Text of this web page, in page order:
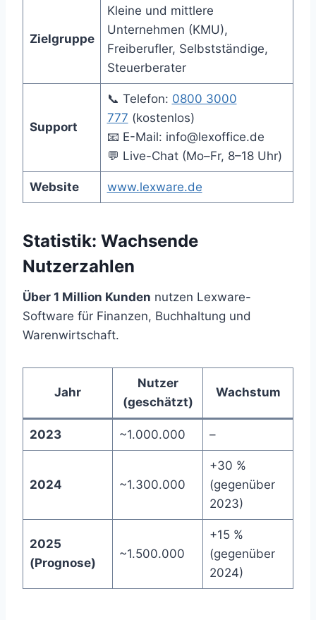
Zielgruppe
Kleine und mittlere
Unternehmen (KMU),
Freiberufler, Selbstständige,
Steuerberater
Support
📞 Telefon: 0800 3000
777 (kostenlos)
📧 E-Mail: info@lexoffice.de
💬 Live-Chat (Mo–Fr, 8–18 Uhr)
Website www.lexware.de
Statistik: Wachsende
Nutzerzahlen
Über 1 Million Kunden nutzen Lexware-
Software für Finanzen, Buchhaltung und
Warenwirtschaft.
Jahr
Nutzer
(geschätzt)
Wachstum
2023 ~1.000.000 –
2024 ~1.300.000
+30 %
(gegenüber
2023)
2025
(Prognose)
~1.500.000
+15 %
(gegenüber
2024)